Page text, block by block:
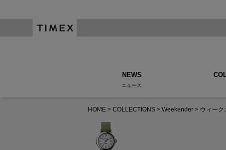
NEWS
ニュース
HOME COLLECTIONS Weekender ウィーク